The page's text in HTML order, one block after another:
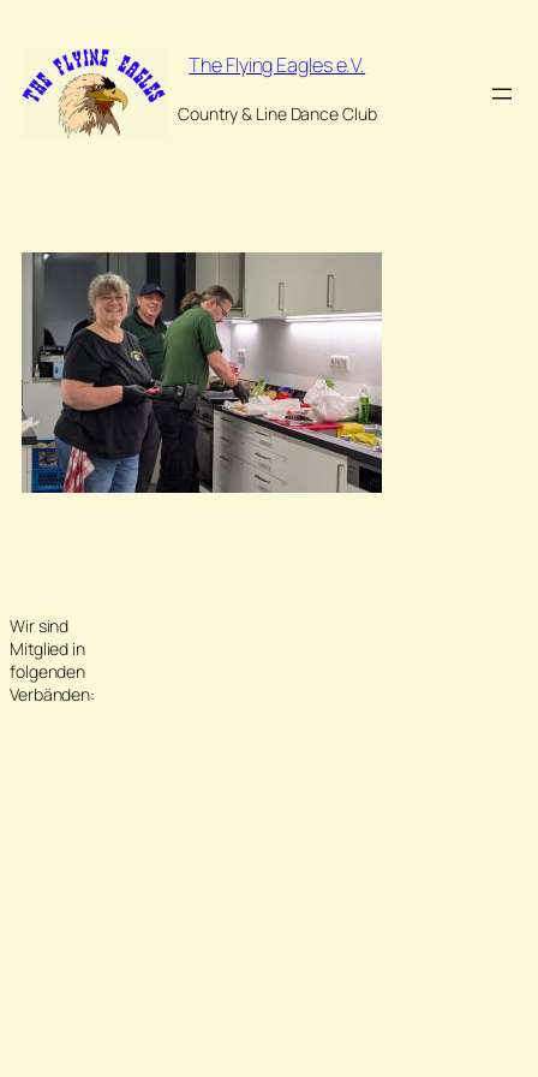
Inhalt
springen
The Flying Eagles e.V.
Country & Line Dance Club
Wir sind
Mitglied in
folgenden
Verbänden: